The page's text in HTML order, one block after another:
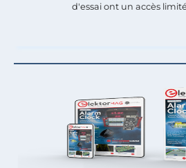
d'essai ont un accès